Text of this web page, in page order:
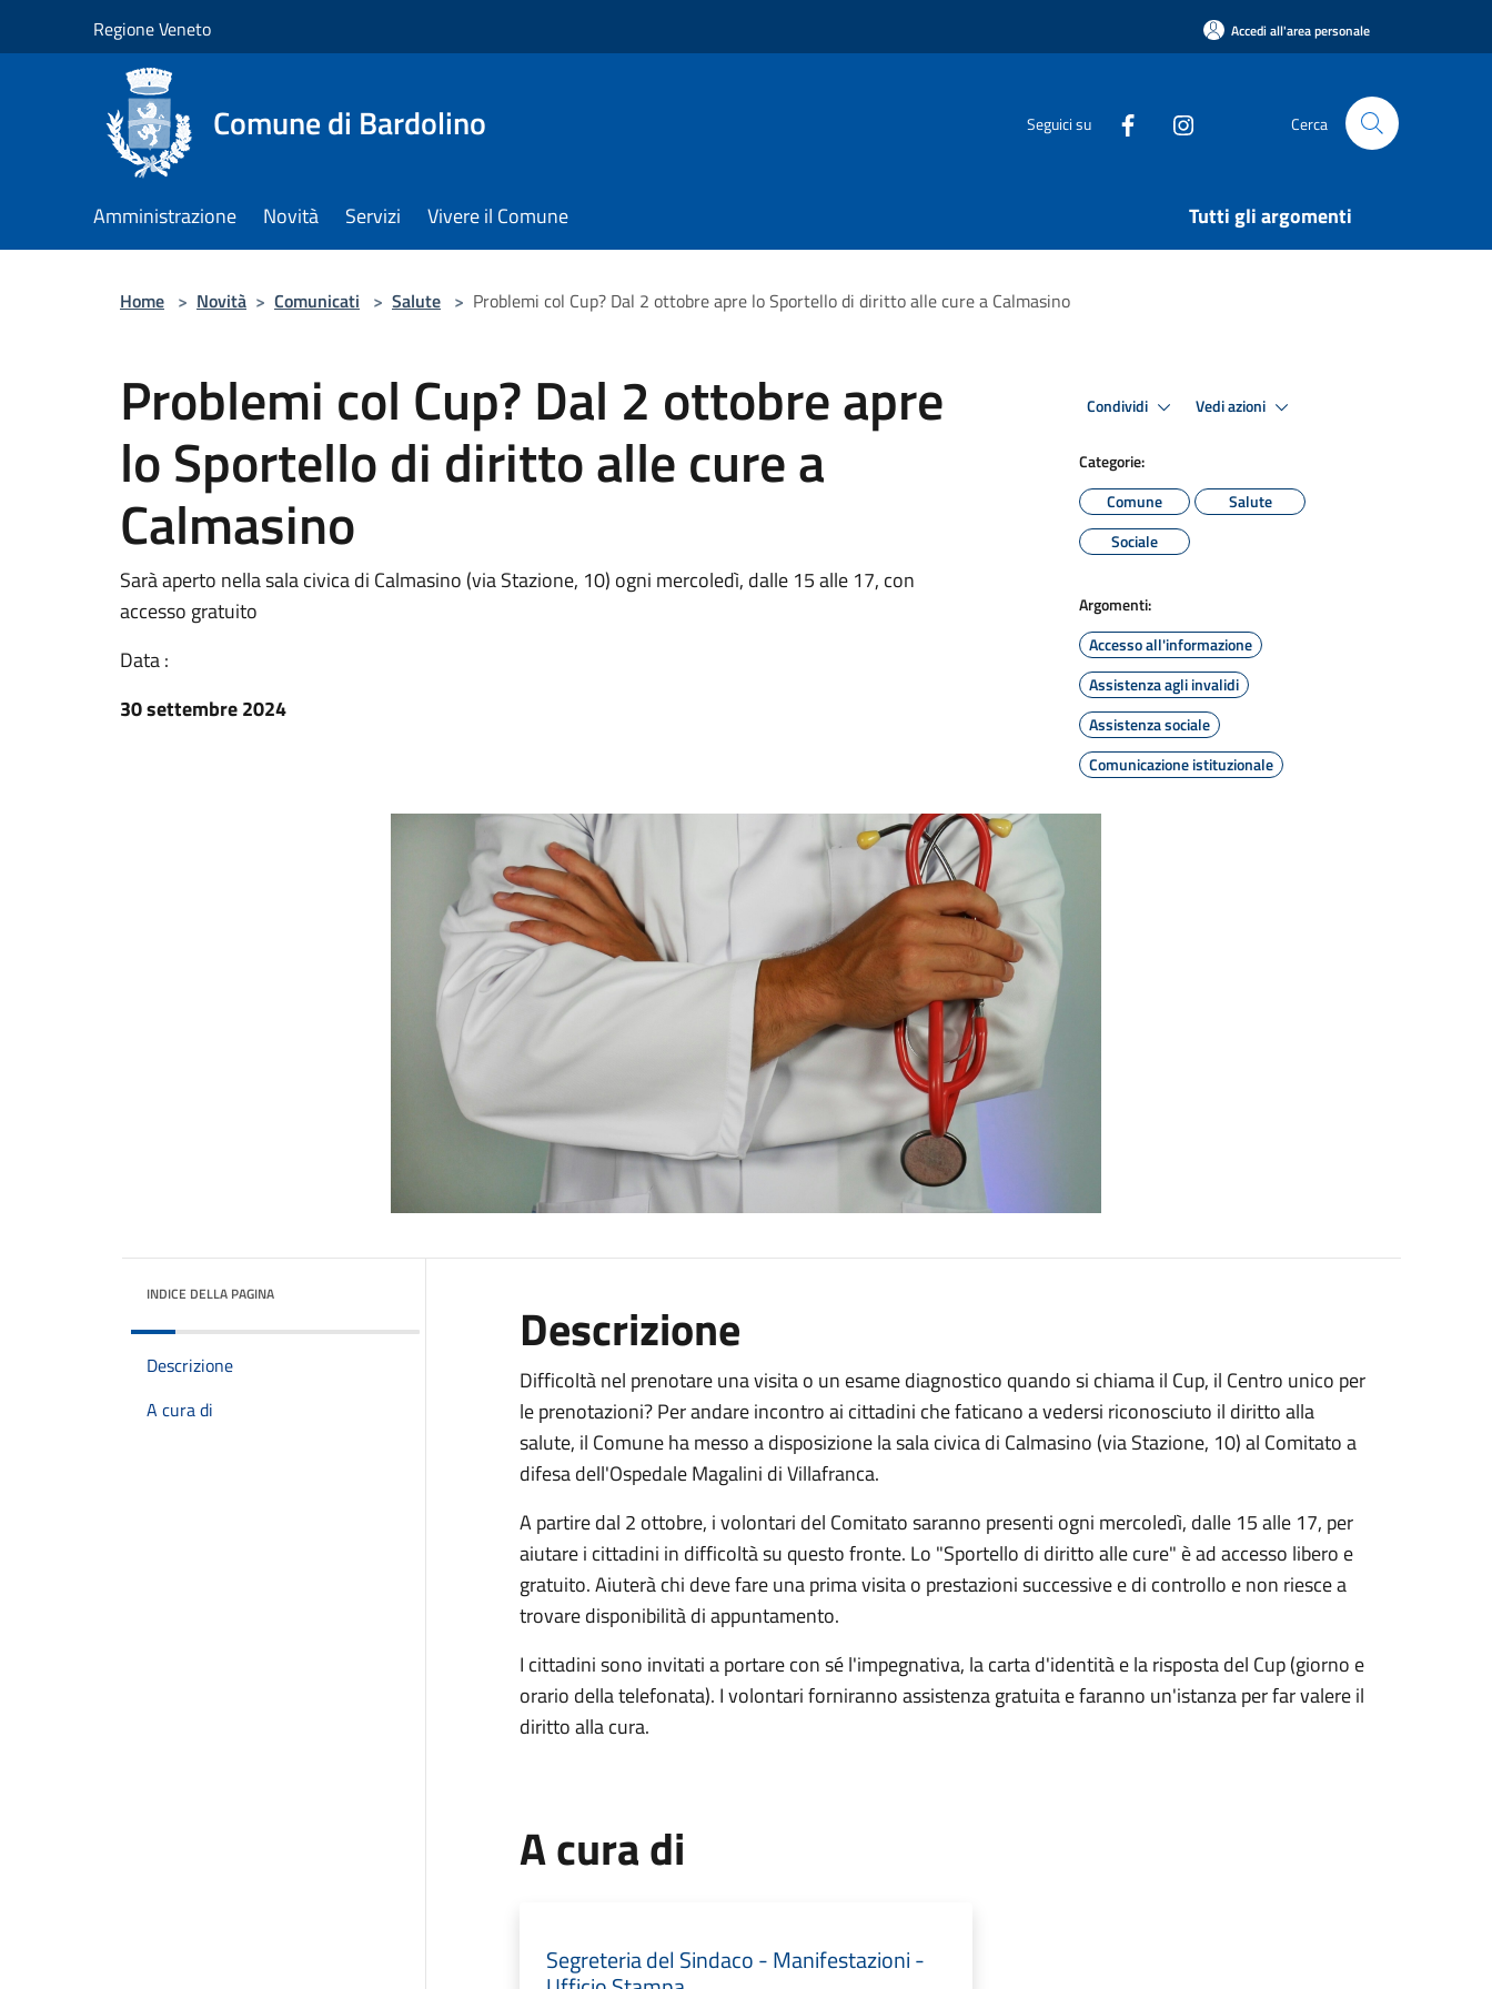
Regione Veneto Accedi all'area personale
Comune di Bardolino Seguici su Cerca
Amministrazione Novità Servizi Vivere il Comune Tutti gli argomenti
Home > Novità > Comunicati > Salute > Problemi col Cup? Dal 2 ottobre apre lo Sportello di diritto alle cure a Calmasino
Problemi col Cup? Dal 2 ottobre apre
lo Sportello di diritto alle cure a
Calmasino
Sarà aperto nella sala civica di Calmasino (via Stazione, 10) ogni mercoledì, dalle 15 alle 17, con
accesso gratuito
Data :
30 settembre 2024
Condividi Vedi azioni
Categorie:
Comune
Salute
Sociale
Argomenti:
Accesso all'informazione
Assistenza agli invalidi
Assistenza sociale
Comunicazione istituzionale
INDICE DELLA PAGINA
Descrizione
A cura di
Descrizione
Difficoltà nel prenotare una visita o un esame diagnostico quando si chiama il Cup, il Centro unico per
le prenotazioni? Per andare incontro ai cittadini che faticano a vedersi riconosciuto il diritto alla
salute, il Comune ha messo a disposizione la sala civica di Calmasino (via Stazione, 10) al Comitato a
difesa dell'Ospedale Magalini di Villafranca.
A partire dal 2 ottobre, i volontari del Comitato saranno presenti ogni mercoledì, dalle 15 alle 17, per
aiutare i cittadini in difficoltà su questo fronte. Lo "Sportello di diritto alle cure" è ad accesso libero e
gratuito. Aiuterà chi deve fare una prima visita o prestazioni successive e di controllo e non riesce a
trovare disponibilità di appuntamento.
I cittadini sono invitati a portare con sé l'impegnativa, la carta d'identità e la risposta del Cup (giorno e
orario della telefonata). I volontari forniranno assistenza gratuita e faranno un'istanza per far valere il
diritto alla cura.
A cura di
Segreteria del Sindaco - Manifestazioni -